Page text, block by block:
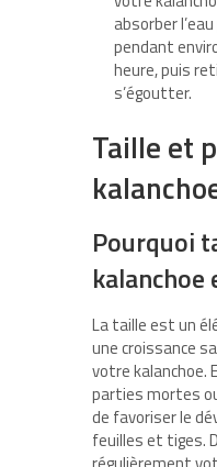
absorber
pendant
heure, puis
s’égoutter.
Taille et
Pourquoi
kalanchoe
La taille est un
une croissance
votre kalanchoe.
parties mortes
de favoriser le
feuilles et tiges.